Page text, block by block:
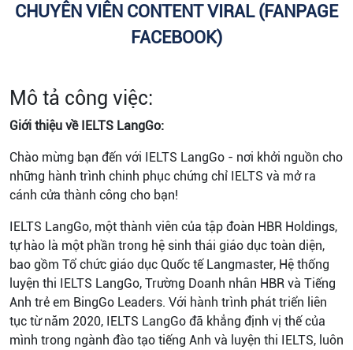
CHUYÊN VIÊN CONTENT VIRAL (FANPAGE
FACEBOOK)
Mô tả công việc:
Giới thiệu về IELTS LangGo:
Chào mừng bạn đến với IELTS LangGo - nơi khởi nguồn cho
những hành trình chinh phục chứng chỉ IELTS và mở ra
cánh cửa thành công cho bạn!
IELTS LangGo, một thành viên của tập đoàn HBR Holdings,
tự hào là một phần trong hệ sinh thái giáo dục toàn diện,
bao gồm Tổ chức giáo dục Quốc tế Langmaster, Hệ thống
luyện thi IELTS LangGo, Trường Doanh nhân HBR và Tiếng
Anh trẻ em BingGo Leaders. Với hành trình phát triển liên
tục từ năm 2020, IELTS LangGo đã khẳng định vị thế của
mình trong ngành đào tạo tiếng Anh và luyện thi IELTS, luôn